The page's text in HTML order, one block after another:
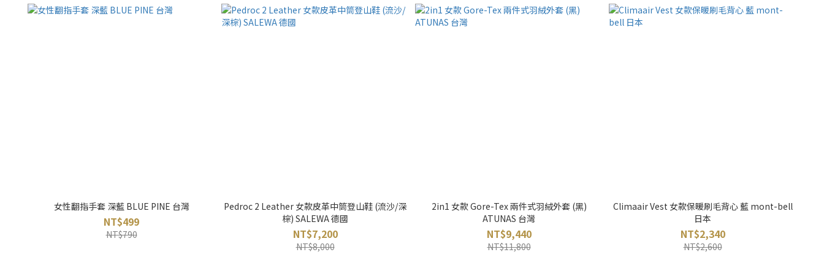
女性翻指手套 深藍 BLUE PINE 台灣
NT$499
NT$790
Pedroc 2 Leather 女款皮革中筒登山鞋 (流沙/深
棕) SALEWA 德國
NT$7,200
NT$8,000
2in1 女款 Gore-Tex 兩件式羽絨外套 (黑)
ATUNAS 台灣
NT$9,440
NT$11,800
Climaair Vest 女款保暖刷毛背心 藍 mont-bell
日本
NT$2,340
NT$2,600